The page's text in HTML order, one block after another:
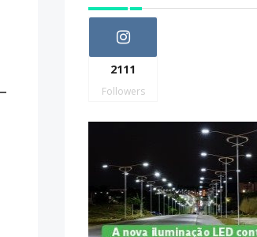
2111
Followers